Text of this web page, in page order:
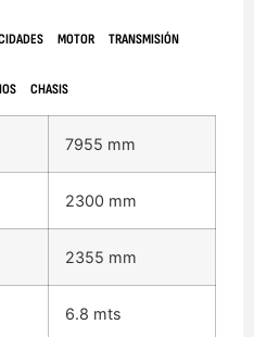
MOTOR TRANSMISIÓN
CHASIS
7955 mm
2300 mm
2355 mm
6.8 mts